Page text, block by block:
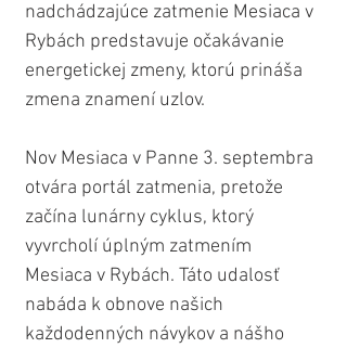
nadchádzajúce zatmenie Mesiaca v
Rybách predstavuje očakávanie
energetickej zmeny, ktorú prináša
zmena znamení uzlov.
Nov Mesiaca v Panne 3. septembra
otvára portál zatmenia, pretože
začína lunárny cyklus, ktorý
vyvrcholí úplným zatmením
Mesiaca v Rybách. Táto udalosť
nabáda k obnove našich
každodenných návykov a nášho